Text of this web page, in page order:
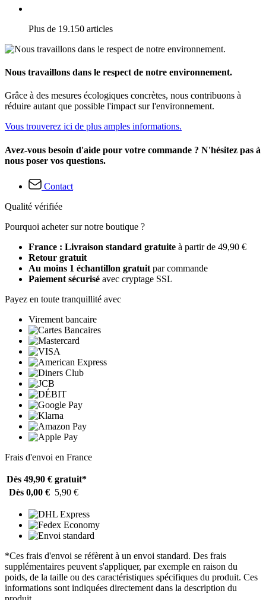
Plus de 19.150 articles
Nous travaillons dans le respect de notre environnement.
Grâce à des mesures écologiques concrètes, nous contribuons à
réduire autant que possible l'impact sur l'environnement.
Vous trouverez ici de plus amples informations.
Avez-vous besoin d'aide pour votre commande ? N'hésitez pas à
nous poser vos questions.
Contact
Qualité vérifiée
Pourquoi acheter sur notre boutique ?
France : Livraison standard gratuite à partir de 49,90 €
Retour gratuit
Au moins 1 échantillon gratuit par commande
Paiement sécurisé avec cryptage SSL
Payez en toute tranquillité avec
Virement bancaire
Frais d'envoi en France
Dès 49,90 € gratuit*
Dès 0,00 € 5,90 €
*Ces frais d'envoi se réfèrent à un envoi standard. Des frais
supplémentaires peuvent s'appliquer, par exemple en raison du
poids, de la taille ou des caractéristiques spécifiques du produit. Ces
informations sont indiquées directement dans la description du